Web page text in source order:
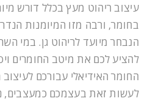
עיצוב ריהוט מעץ בכלל דורש
בחומר, ורבה מזו המיומנות
הנבחר מיועד לריהוט גן. במי
להציע לכם את מיטב החומרים
החומר האידיאלי עבורכם לעיצוב
לעשות זאת בעצמכם כמעצבים,